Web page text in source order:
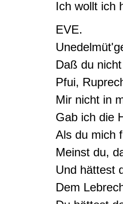
Ich wollt ich
EVE.
Daß du
Pfui,
Mir nicht in
Gab ich die
Als du mich
Meinst du,
Und hättest
Dem